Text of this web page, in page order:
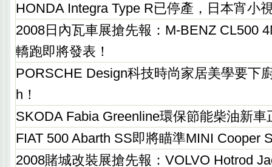
HONDA Integra Type R已停產，日本宵小
2008日內瓦車展搶先報：M-BENZ CL500
轎跑即將發表！
PORSCHE Design科技時尚家居美學要下
h！
SKODA Fabia Greenline環保節能柴油新
FIAT 500 Abarth SS即將瞄準MINI Cooper
2008賭城改裝展搶先報：VOLVO Hotrod